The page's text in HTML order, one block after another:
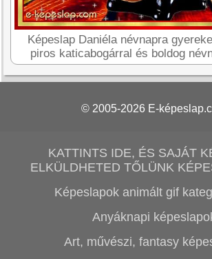
Képeslap Daniéla névnapra
piros katicabogárral és boldog
© 2005-2026 E-
KATTINTS IDE, ÉS SAJÁT
ELKÜLDHETED TŐLÜNK
Képeslapok animált gif
Anyáknapi
Art, művészi, fantasy